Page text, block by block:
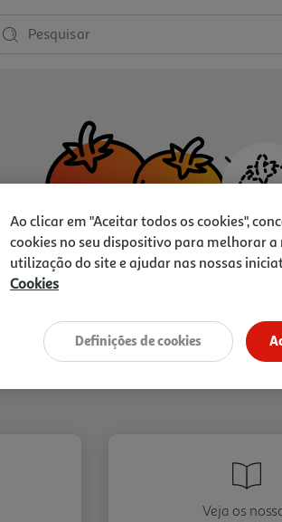
Pesquisar
Vamos tentar
Veja os
Ao clicar em "Aceitar todos os cookies",
cookies no seu dispositivo para melhorar
utilização do site e ajudar nas nossas
Cookies
Definições de cookies